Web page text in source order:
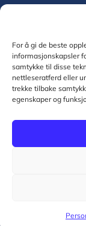
For å gi de beste
informasjonskapsler
samtykke til disse
nettleseratferd eller
trekke tilbake
egenskaper og
Norsk Tele og Data
7075 Trondheim
Telefon: 22 42 80 80
Org.nr.: 830771832
©